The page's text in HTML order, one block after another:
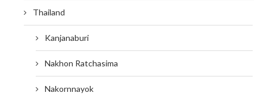
Thailand
Kanjanaburi
Nakhon Ratchasima
Nakornnayok